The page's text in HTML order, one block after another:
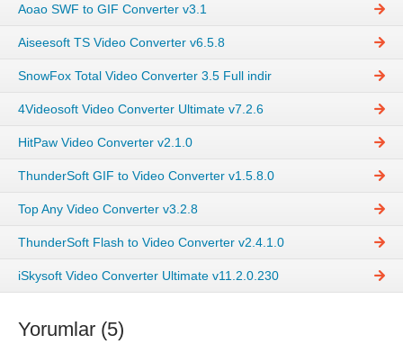
Aoao SWF to GIF Converter v3.1
Aiseesoft TS Video Converter v6.5.8
SnowFox Total Video Converter 3.5 Full indir
4Videosoft Video Converter Ultimate v7.2.6
HitPaw Video Converter v2.1.0
ThunderSoft GIF to Video Converter v1.5.8.0
Top Any Video Converter v3.2.8
ThunderSoft Flash to Video Converter v2.4.1.0
iSkysoft Video Converter Ultimate v11.2.0.230
Yorumlar (5)